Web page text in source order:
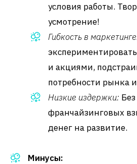
условия работы.
усмотрение!
Гибкость в
и акциями,
потребности рынка
Низкие издержки:
франчайзинговых
денег на развитие.
Минусы: